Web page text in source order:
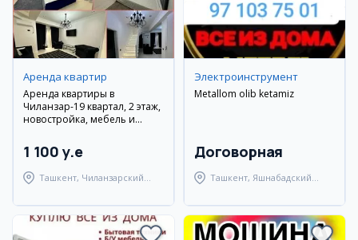
Аренда квартир
Аренда квартиры в
Чиланзар-19 квартал, 2 этаж,
новостройка, мебель и
1 100 y.e
Ташкент, Чиланзарский
Электроинструмент
Metallom olib ketamiz
Договорная
Ташкент, Яшнабадский